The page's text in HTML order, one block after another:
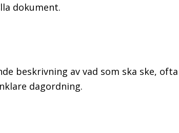
dokument.
beskrivning av vad som ska ske, ofta
dagordning.